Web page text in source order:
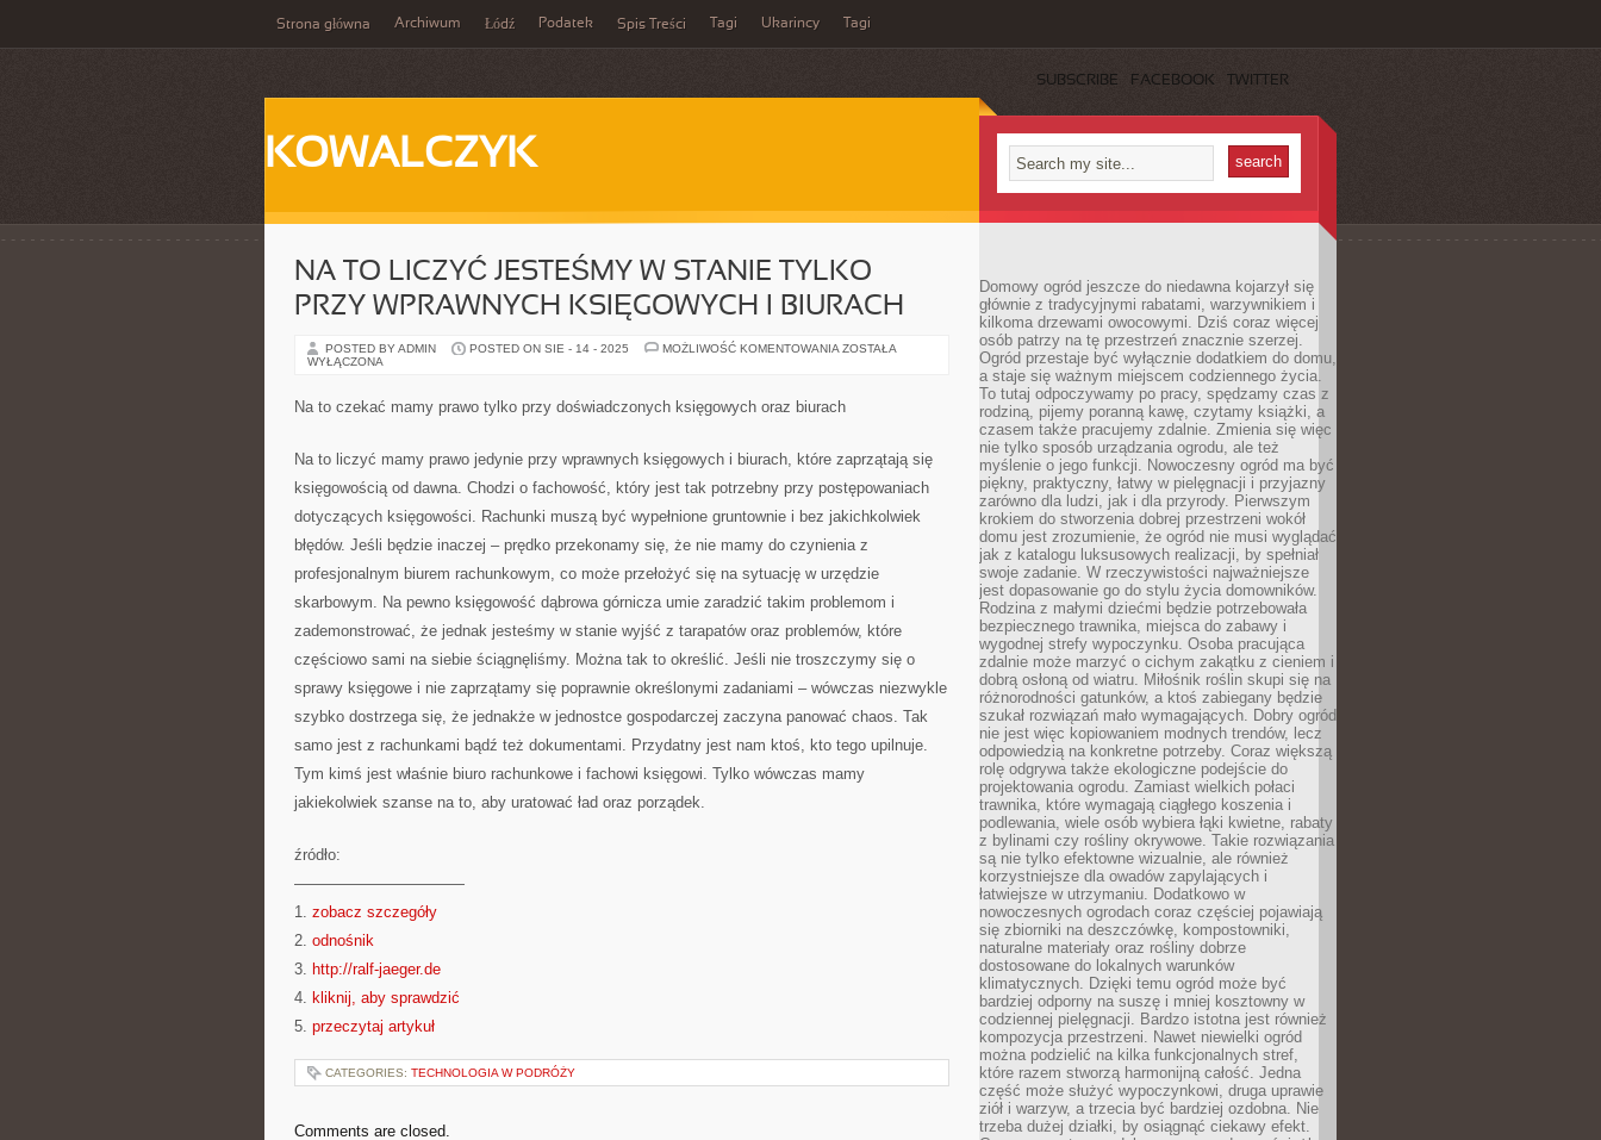
Strona główna Archiwum Łódź Podatek Spis Treści Tagi Ukarincy Tagi
SUBSCRIBE FACEBOOK TWITTER
KOWALCZYK
NA TO LICZYĆ JESTEŚMY W STANIE TYLKO
PRZY WPRAWNYCH KSIĘGOWYCH I BIURACH
POSTED BY ADMIN POSTED ON SIE - 14 - 2025 MOŻLIWOŚĆ KOMENTOWANIA NA
STANIE
WPRAWNYCH
KSIĘGOWYCH
BIURACH
ZOSTAŁA
WYŁĄCZONA
Na to czekać mamy prawo tylko przy doświadczonych księgowych oraz biurach
Na to liczyć mamy prawo jedynie przy wprawnych księgowych i biurach, które zaprzątają się
księgowością od dawna. Chodzi o fachowość, który jest tak potrzebny przy postępowaniach
dotyczących księgowości. Rachunki muszą być wypełnione gruntownie i bez jakichkolwiek
błędów. Jeśli będzie inaczej – prędko przekonamy się, że nie mamy do czynienia z
profesjonalnym biurem rachunkowym, co może przełożyć się na sytuację w urzędzie
skarbowym. Na pewno księgowość dąbrowa górnicza umie zaradzić takim problemom i
zademonstrować, że jednak jesteśmy w stanie wyjść z tarapatów oraz problemów, które
częściowo sami na siebie ściągnęliśmy. Można tak to określić. Jeśli nie troszczymy się o
sprawy księgowe i nie zaprzątamy się poprawnie określonymi zadaniami – wówczas niezwykle
szybko dostrzega się, że jednakże w jednostce gospodarczej zaczyna panować chaos. Tak
samo jest z rachunkami bądź też dokumentami. Przydatny jest nam ktoś, kto tego upilnuje.
Tym kimś jest właśnie biuro rachunkowe i fachowi księgowi. Tylko wówczas mamy
jakiekolwiek szanse na to, aby uratować ład oraz porządek.
źródło:
———————————
1. zobacz szczegóły
2. odnośnik
3. http://ralf-jaeger.de
4. kliknij, aby sprawdzić
5. przeczytaj artykuł
CATEGORIES: TECHNOLOGIA W PODRÓŻY
Comments are closed.
Domowy ogród jeszcze do niedawna kojarzył się
głównie z tradycyjnymi rabatami, warzywnikiem i
kilkoma drzewami owocowymi. Dziś coraz więcej
osób patrzy na tę przestrzeń znacznie szerzej.
Ogród przestaje być wyłącznie dodatkiem do domu,
a staje się ważnym miejscem codziennego życia.
To tutaj odpoczywamy po pracy, spędzamy czas z
rodziną, pijemy poranną kawę, czytamy książki, a
czasem także pracujemy zdalnie. Zmienia się więc
nie tylko sposób urządzania ogrodu, ale też
myślenie o jego funkcji. Nowoczesny ogród ma być
piękny, praktyczny, łatwy w pielęgnacji i przyjazny
zarówno dla ludzi, jak i dla przyrody. Pierwszym
krokiem do stworzenia dobrej przestrzeni wokół
domu jest zrozumienie, że ogród nie musi wyglądać
jak z katalogu luksusowych realizacji, by spełniał
swoje zadanie. W rzeczywistości najważniejsze
jest dopasowanie go do stylu życia domowników.
Rodzina z małymi dziećmi będzie potrzebowała
bezpiecznego trawnika, miejsca do zabawy i
wygodnej strefy wypoczynku. Osoba pracująca
zdalnie może marzyć o cichym zakątku z cieniem i
dobrą osłoną od wiatru. Miłośnik roślin skupi się na
różnorodności gatunków, a ktoś zabiegany będzie
szukał rozwiązań mało wymagających. Dobry ogród
nie jest więc kopiowaniem modnych trendów, lecz
odpowiedzią na konkretne potrzeby. Coraz większą
rolę odgrywa także ekologiczne podejście do
projektowania ogrodu. Zamiast wielkich połaci
trawnika, które wymagają ciągłego koszenia i
podlewania, wiele osób wybiera łąki kwietne, rabaty
z bylinami czy rośliny okrywowe. Takie rozwiązania
są nie tylko efektowne wizualnie, ale również
korzystniejsze dla owadów zapylających i
łatwiejsze w utrzymaniu. Dodatkowo w
nowoczesnych ogrodach coraz częściej pojawiają
się zbiorniki na deszczówkę, kompostowniki,
naturalne materiały oraz rośliny dobrze
dostosowane do lokalnych warunków
klimatycznych. Dzięki temu ogród może być
bardziej odporny na suszę i mniej kosztowny w
codziennej pielęgnacji. Bardzo istotna jest również
kompozycja przestrzeni. Nawet niewielki ogród
można podzielić na kilka funkcjonalnych stref,
które razem stworzą harmonijną całość. Jedna
część może służyć wypoczynkowi, druga uprawie
ziół i warzyw, a trzecia być bardziej ozdobna. Nie
trzeba dużej działki, by osiągnąć ciekawy efekt.